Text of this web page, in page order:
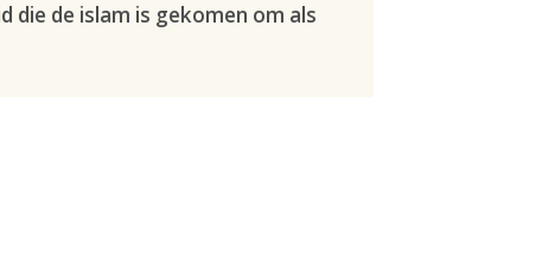
de islam is gekomen om als